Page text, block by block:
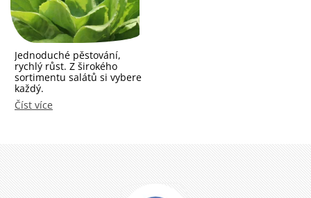
Jednoduché pěstování,
rychlý růst. Z širokého
sortimentu salátů si vybere
každý.
Číst více